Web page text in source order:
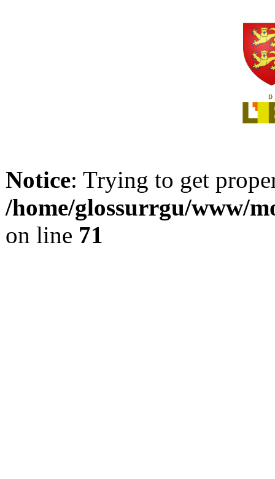
Notice: Trying to get
/home/glossurrgu/www/
on line 71